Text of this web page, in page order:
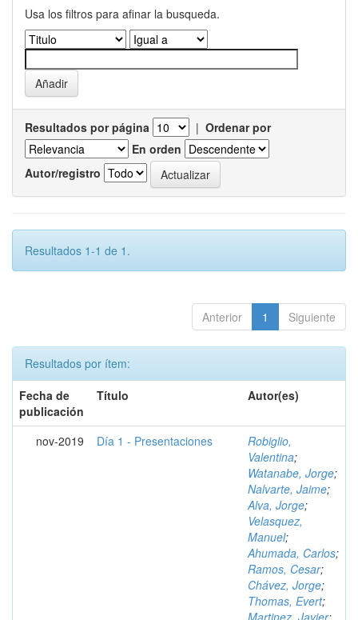
Usa los filtros para afinar la busqueda.
Resultados por página | Ordenar por
En orden
Autor/registro
Resultados 1-1 de 1.
Anterior 1 Siguiente
Resultados por ítem:
Fecha de
publicación
Título Autor(es)
nov-2019 Día 1 - Presentaciones
Robiglio,
Valentina;
Watanabe, Jorge;
Nalvarte, Jaime;
Alva, Jorge;
Velasquez,
Manuel;
Ahumada, Carlos;
Ramos, Cesar;
Chávez, Jorge;
Thomas, Evert;
Martinez, Javier;